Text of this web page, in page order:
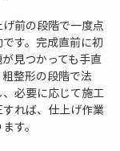
前の段階で一度点
す。完成直前に初
見つかっても手直
整形の段階で法
必要に応じて施工
れば、仕上げ作業
す。